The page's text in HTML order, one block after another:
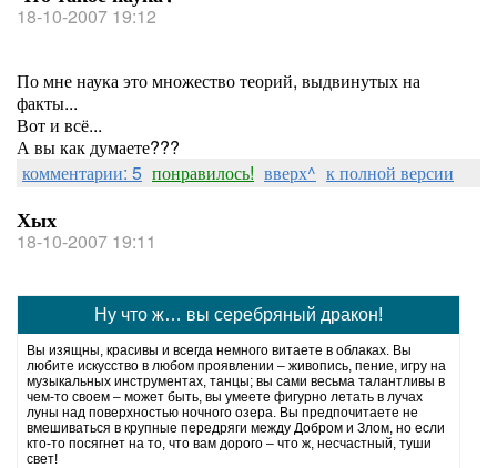
18-10-2007 19:12
По мне наука это множество теорий, выдвинутых на
факты...
Вот и всё...
А вы как думаете???
комментарии: 5 понравилось! вверх^ к полной версии
Хых
18-10-2007 19:11
Ну что ж… вы серебряный дракон!
Вы изящны, красивы и всегда немного витаете в облаках. Вы
любите искусство в любом проявлении – живопись, пение, игру на
музыкальных инструментах, танцы; вы сами весьма талантливы в
чем-то своем – может быть, вы умеете фигурно летать в лучах
луны над поверхностью ночного озера. Вы предпочитаете не
вмешиваться в крупные передряги между Добром и Злом, но если
кто-то посягнет на то, что вам дорого – что ж, несчастный, туши
свет!